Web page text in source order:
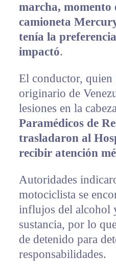
marcha, momento
camioneta
tenía la
impactó.
El conductor,
originario de
lesiones en la
Paramédicos de
trasladaron al
recibir atención
Autoridades
motociclista se
influjos del alcohol
sustancia, por lo
de detenido para
responsabilidades.